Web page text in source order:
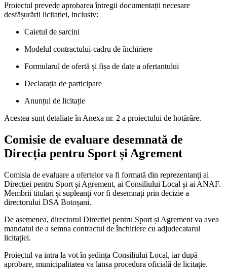
Proiectul prevede aprobarea întregii documentații necesare
desfășurării licitației, inclusiv:
Caietul de sarcini
Modelul contractului-cadru de închiriere
Formularul de ofertă și fișa de date a ofertantului
Declarația de participare
Anunțul de licitație
Acestea sunt detaliate în Anexa nr. 2 a proiectului de hotărâre.
Comisie de evaluare desemnată de
Direcția pentru Sport și Agrement
Comisia de evaluare a ofertelor va fi formată din reprezentanți ai
Direcției pentru Sport și Agrement, ai Consiliului Local și ai ANAF.
Membrii titulari și supleanți vor fi desemnați prin decizie a
directorului DSA Botoșani.
De asemenea, directorul Direcției pentru Sport și Agrement va avea
mandatul de a semna contractul de închiriere cu adjudecatarul
licitației.
Proiectul va intra la vot în ședința Consiliului Local, iar după
aprobare, municipalitatea va lansa procedura oficială de licitație.